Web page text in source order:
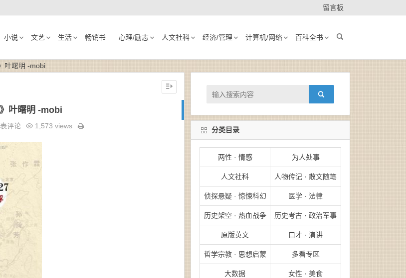
留言板
小说 文艺 生活 畅销书 心理/励志 人文社科 经济/管理 计算机/网络 百科全书
叶曙明 -mobi
》叶曙明 -mobi
评论 1,573 views 分类目录
两性 · 情感 为人处事
人文社科 人物传记 · 散文随笔
侦探悬疑 · 惊悚科幻 医学 · 法律
历史架空 · 热血战争 历史考古 · 政治军事
原版英文 口才 · 演讲
哲学宗教 · 思想启蒙 多看专区
大数据 女性 · 美食